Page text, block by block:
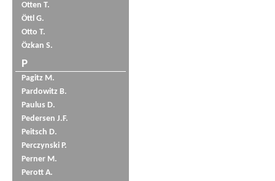
Otten T.
Öttl G.
Otto T.
Özkan S.
P
Pagitz M.
Pardowitz B.
Paulus D.
Pedersen J.F.
Peitsch D.
Perczynski P.
Perner M.
Perott A.